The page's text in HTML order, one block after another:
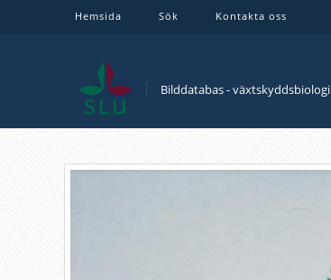
Hemsida Sök Kontakta oss
Bilddatabas - växtskyddsbiologi